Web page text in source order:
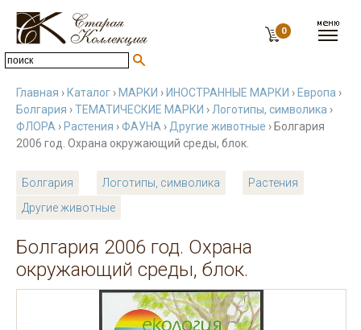
0
Главная › Каталог › МАРКИ › ИНОСТРАННЫЕ МАРКИ › Европа ›
Болгария ›ТЕМАТИЧЕСКИЕ МАРКИ › Логотипы, символика ›
ФЛОРА › Растения ›ФАУНА › Другие животные › Болгария
2006 год. Охрана окружающий среды, блок.
Болгария Логотипы, символика
Растения
Другие животные
Болгария 2006 год. Охрана
окружающий среды, блок.